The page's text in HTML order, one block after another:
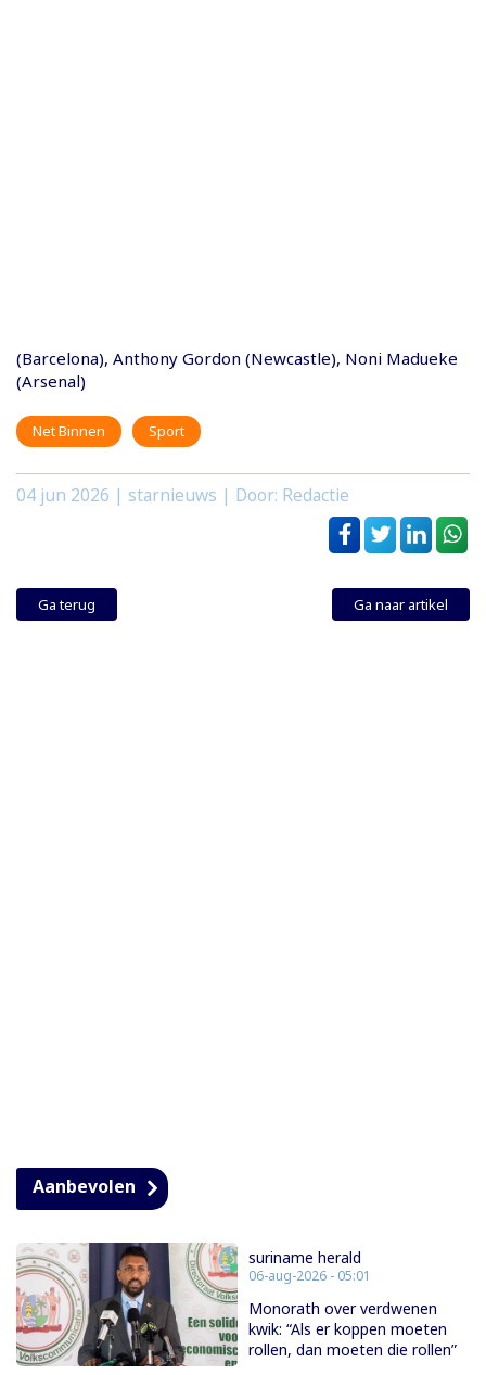
(Barcelona), Anthony Gordon (Newcastle), Noni Madueke
(Arsenal)
Net Binnen Sport
04 jun 2026 | starnieuws | Door: Redactie
Ga terug Ga naar artikel
Aanbevolen
suriname herald
06-aug-2026 - 05:01
Monorath over verdwenen
kwik: “Als er koppen moeten
rollen, dan moeten die rollen”